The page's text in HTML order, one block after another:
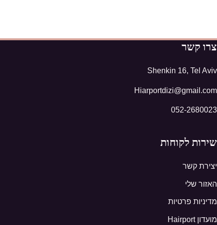
צרו קשר
Shenkin 16, Tel Aviv
Hiarportdizi@gmail.com
052-2680023
שירות לקוחות
יצירת קשר
האזור שלי
מדיניות פרטיות
מועדון Hairport